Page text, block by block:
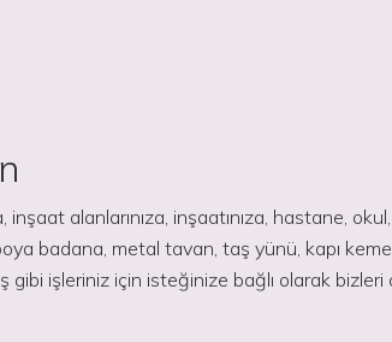
alanlarınıza, inşaatınıza, hastane,
badana, metal tavan, taş yünü, kapı
gibi işleriniz için isteğinize bağlı olarak bizleri